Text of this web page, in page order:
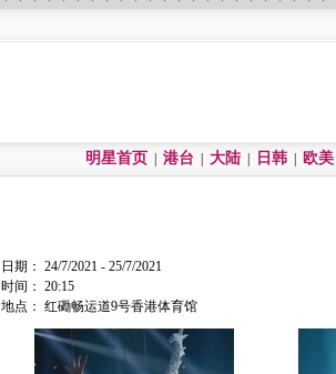
明星首页 港台 大陆 日韩 欧美
日期： 24/7/2021 - 25/7/2021
时间： 20:15
地点： 红磡畅运道9号香港体育馆